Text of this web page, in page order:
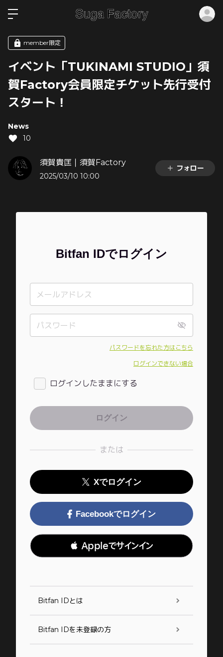
member限定
イベント「TUKINAMI STUDIO」須
賀Factory会員限定チケット先行受付
スタート！
News
10
須賀貴匡｜須賀Factory
2025/03/10 10:00
フォロー
Bitfan IDでログイン
パスワードを忘れた方はこちら
ログインできない場合
ログインしたままにする
または
Xでログイン
Facebookでログイン
 Appleでサインイン
Bitfan IDとは
Bitfan IDを未登録の方